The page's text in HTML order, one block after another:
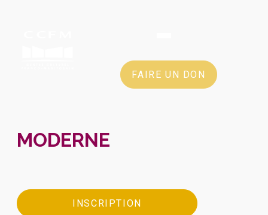
FAIRE UN DON
MODERNE
INSCRIPTION